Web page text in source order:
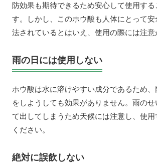
防効果も期待できるため安心して使用する
す。しかし、このホウ酸も人体にとって
法されているとはいえ、使用の際には注意
雨の日には使用しない
ホウ酸は水に溶けやすい成分であるため
をしようしても効果がありません。雨の
て出してしまうため天候には注意し、使用
ください。
絶対に誤飲しない